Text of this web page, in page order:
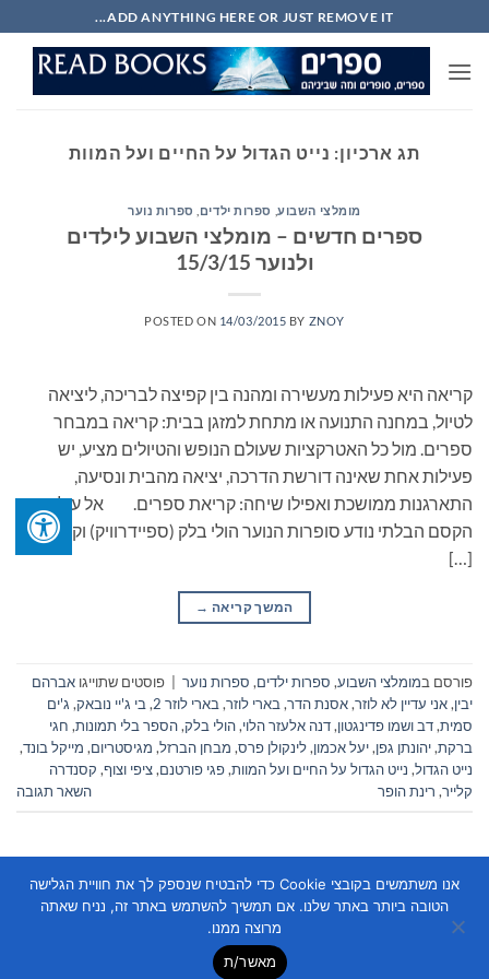
to
content
ADD ANYTHING HERE OR JUST REMOVE IT...
תג ארכיון: נייט הגדול על החיים ועל המוות
מומלצי השבוע, ספרות ילדים ספרות נוער
ספרים חדשים – מומלצי השבוע לילדים
ולנוער 15/3/15
POSTED ON 14/03/2015 BY ZNOY
קריאה היא פעילות מעשירה ומהנה בין קפיצה לבריכה, ליציאה
לטיול, במחנה התנועה או מתחת למזגן בבית: קריאה במבחר
ספרים. מול כל האטרקציות שעולם הנופש והטיולים מציע, יש
פעילות אחת שאינה דורשת הדרכה, יציאה מהבית ונסיעה,
התארגנות ממושכת ואפילו שיחה: קריאת ספרים. אל עולם
הקסם הבלתי נודע סופרות הנוער הולי בלק (ספיידרוויק) וקסנדרה
[…]
המשך קריאה →
פורסם במומלצי השבוע, ספרות ילדים, ספרות נוער פוסטים שתוייגו אברהם
יבין,אני עדיין לא לוזר,אסנת הדר, בארי לוזר, בארי לוזר 2 , בי ג'יי נובאק, ג'ים
סמית,דב ושמו פדינגטון,דנה אלעזר הלוי,הולי בלק,הספר בלי תמונות, חגי
ברקת,יהונתן גפן,יעל אכמון,לינקולן פרס, מבחן הברזל, מגיסטריום, מייקל בונד,
נייט הגדול, נייט הגדול על החיים ועל המוות,פגי פורטנם,ציפי וצוף, קסנדרה
קלייר, רינת הופר השאר תגובה
Copyright 2026 ©Flatsome Theme
אנו משתמשים בקובצי Cookie כדי להבטיח שנספק לך את חוויית הגלישה
הטובה ביותר באתר שלנו. אם תמשיך להשתמש באתר זה, נניח שאתה
מרוצה ממנו.
מאשר/ת